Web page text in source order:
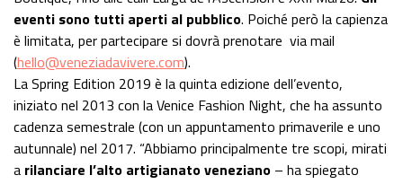
eventi sono tutti aperti al pubblico. Poiché però la capienza
è limitata, per partecipare si dovrà prenotare via mail
(hello@veneziadavivere.com).
La Spring Edition 2019 è la quinta edizione dell’evento,
iniziato nel 2013 con la Venice Fashion Night, che ha assunto
cadenza semestrale (con un appuntamento primaverile e uno
autunnale) nel 2017. “Abbiamo principalmente tre scopi, mirati
a rilanciare l’alto artigianato veneziano – ha spiegato